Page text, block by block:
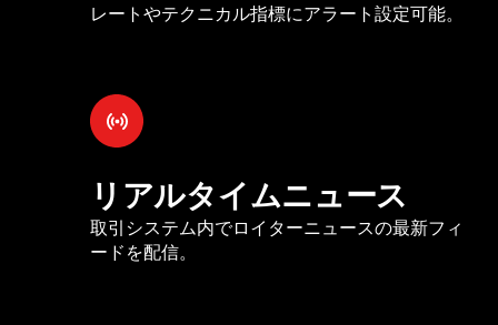
レートやテクニカル指標にアラート設定可能。
リアルタイムニュース
取引システム内でロイターニュースの最新フィ
ードを配信。